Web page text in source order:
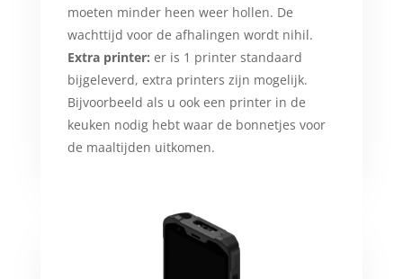
moeten minder heen weer hollen. De
wachttijd voor de afhalingen wordt nihil.
Extra printer: er is 1 printer standaard
bijgeleverd, extra printers zijn mogelijk.
Bijvoorbeeld als u ook een printer in de
keuken nodig hebt waar de bonnetjes voor
de maaltijden uitkomen.